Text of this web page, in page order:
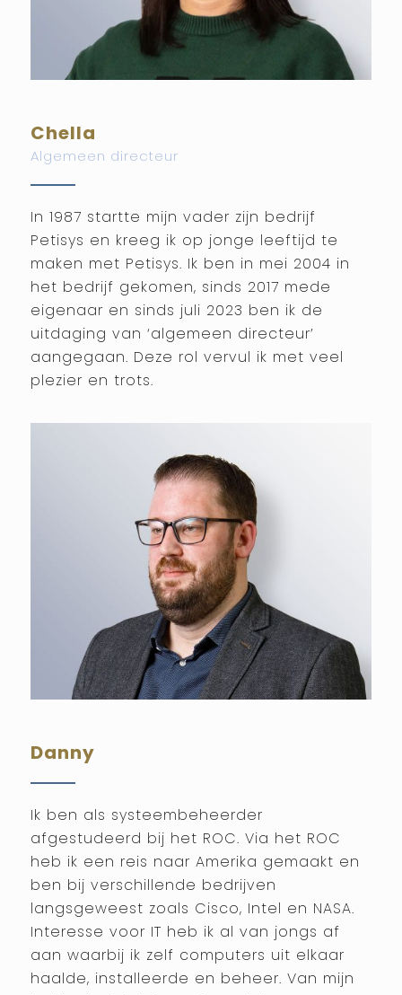
Chella
Algemeen directeur
In 1987 startte mijn vader zijn bedrijf
Petisys en kreeg ik op jonge leeftijd te
maken met Petisys. Ik ben in mei 2004 in
het bedrijf gekomen, sinds 2017 mede
eigenaar en sinds juli 2023 ben ik de
uitdaging van ‘algemeen directeur’
aangegaan. Deze rol vervul ik met veel
plezier en trots.
Danny
Ik ben als systeembeheerder
afgestudeerd bij het ROC. Via het ROC
heb ik een reis naar Amerika gemaakt en
ben bij verschillende bedrijven
langsgeweest zoals Cisco, Intel en NASA.
Interesse voor IT heb ik al van jongs af
aan waarbij ik zelf computers uit elkaar
haalde, installeerde en beheer. Van mijn